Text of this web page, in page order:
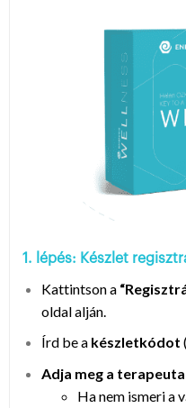
1. lépés: Készlet
Kattintson a
oldal alján.
Írd be a készletkódot
Adja meg a
Ha nem ismeri a